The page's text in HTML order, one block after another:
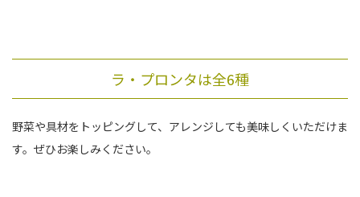
ラ・プロンタは全6種
野菜や具材をトッピングして、アレンジしても美味しくいただけま
す。ぜひお楽しみください。